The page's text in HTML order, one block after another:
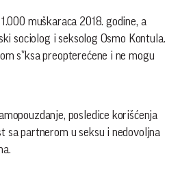
muškaraca 2018. godine, a
sociolog i seksolog Osmo Kontula.
s*ksa preopterećene i ne mogu
posledice korišćenja
sa partnerom u seksu i nedovoljna